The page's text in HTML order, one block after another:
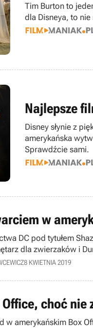
Tim Burton to
dla Disneya, to
Najlepsze
Disney słynie z
amerykańska
Sprawdźcie sami.
w
DC pod tytułem
dla zwierzaków i
8 KWIETNIA 2019
choć nie
w amerykańskim Box